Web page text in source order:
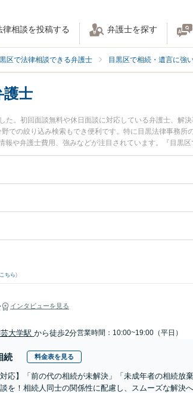
律相談を投稿する 弁護士を探す
区で法律相談できる弁護士 目黒区で相続・遺言に強
護士
。初回面談無料や休日面談に対応している弁護士、解
での絞り込み検索もでき便利です。特に目黒法律事務所
や弁護士費用、強みなどが注目されています。『目黒
豊富な近くの弁護士を検索したい』『初回相談無料で
こちら)
インタビューを見る
大学駅 から徒歩2分営業時間：10:00~19:00（平日）
続 料金表を見る
対応】「前の代の相続が未解決」「未成年者の相続放
を！相続人同士の関係性に配慮し、スムーズな解決